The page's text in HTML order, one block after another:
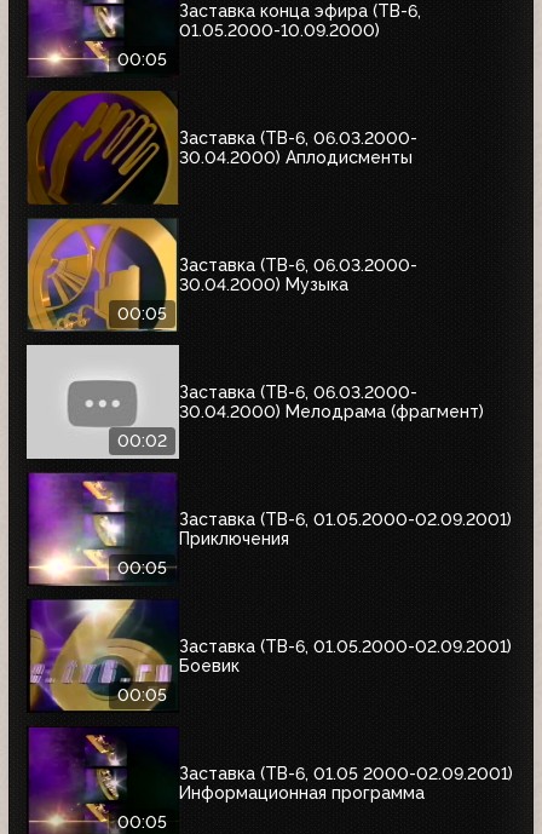
00:05
Заставка конца эфира (ТВ-6,
01.05.2000-10.09.2000)
Заставка (ТВ-6, 06.03.2000-
30.04.2000) Аплодисменты
00:05
Заставка (ТВ-6, 06.03.2000-
30.04.2000) Музыка
00:02
Заставка (ТВ-6, 06.03.2000-
30.04.2000) Мелодрама (фрагмент)
00:05
Заставка (ТВ-6, 01.05.2000-02.09.2001)
Приключения
00:05
Заставка (ТВ-6, 01.05.2000-02.09.2001)
Боевик
00:05
Заставка (ТВ-6, 01.05 2000-02.09.2001)
Информационная программа